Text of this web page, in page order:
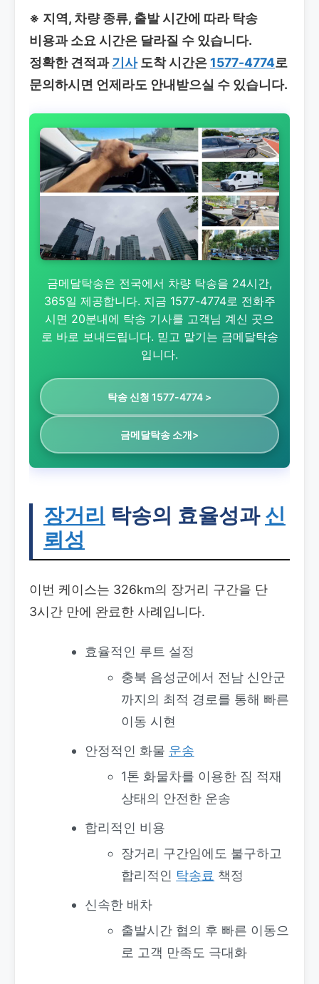
※ 지역, 차량 종류, 출발 시간에 따라 탁송
비용과 소요 시간은 달라질 수 있습니다.
정확한 견적과기사도착 시간은1577-4774로
문의하시면 언제라도 안내받으실 수 있습니다.
금메달탁송은 전국에서 차량 탁송을 24시간,
365일 제공합니다. 지금 1577-4774로 전화주
시면 20분내에 탁송 기사를 고객님 계신 곳으
로 바로 보내드립니다. 믿고 맡기는 금메달탁송
입니다.
탁송 신청 1577-4774 >
금메달탁송 소개>
장거리 탁송의 효율성과 신
뢰성
이번 케이스는 326km의 장거리 구간을 단
3시간 만에 완료한 사례입니다.
효율적인 루트 설정
충북 음성군에서 전남 신안군
까지의 최적 경로를 통해 빠른
이동 시현
안정적인 화물 운송
1톤 화물차를 이용한 짐 적재
상태의 안전한 운송
합리적인 비용
장거리 구간임에도 불구하고
합리적인 탁송료 책정
신속한 배차
출발시간 협의 후 빠른 이동으
로 고객 만족도 극대화